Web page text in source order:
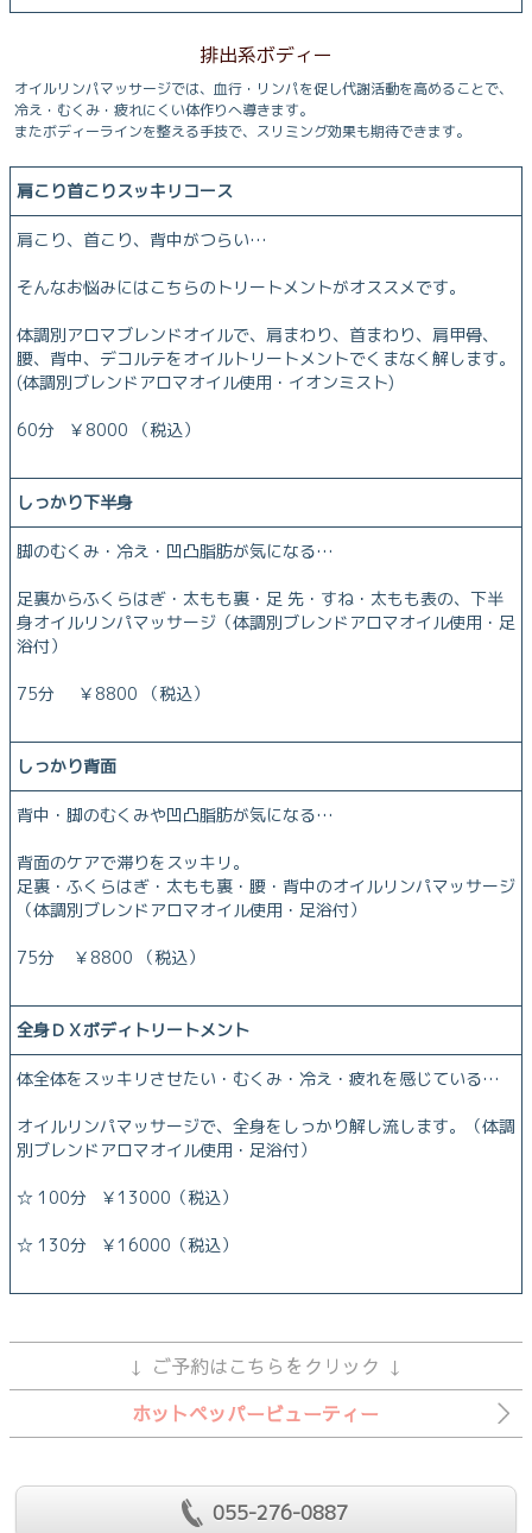
排出系ボディー
オイルリンパマッサージでは、血行・リンパを促し代謝活動を高めることで、
冷え・むくみ・疲れにくい体作りへ導きます。
またボディーラインを整える手技で、スリミング効果も期待できます。
肩こり首こりスッキリコース
肩こり、首こり、背中がつらい…
そんなお悩みにはこちらのトリートメントがオススメです。
体調別アロマブレンドオイルで、肩まわり、首まわり、肩甲骨、
腰、背中、デコルテをオイルトリートメントでくまなく解します。
(体調別ブレンドアロマオイル使用・イオンミスト)
60分 ￥8000 （税込）
しっかり下半身
脚のむくみ・冷え・凹凸脂肪が気になる…
足裏からふくらはぎ・太もも裏・足 先・すね・太もも表の、下半
身オイルリンパマッサージ（体調別ブレンドアロマオイル使用・足
浴付）
75分 ￥8800 （税込）
しっかり背面
背中・脚のむくみや凹凸脂肪が気になる…
背面のケアで滞りをスッキリ。
足裏・ふくらはぎ・太もも裏・腰・背中のオイルリンパマッサージ
（体調別ブレンドアロマオイル使用・足浴付）
75分 ￥8800 （税込）
全身ＤＸボディトリートメント
体全体をスッキリさせたい・むくみ・冷え・疲れを感じている…
オイルリンパマッサージで、全身をしっかり解し流します。（体調
別ブレンドアロマオイル使用・足浴付）
☆ 100分 ￥13000（税込）
☆ 130分 ￥16000（税込）
↓ ご予約はこちらをクリック ↓
ホットペッパービューティー
055-276-0887